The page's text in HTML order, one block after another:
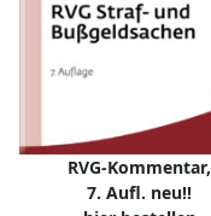
RVG-Kommentar,
7. Aufl. neu!!